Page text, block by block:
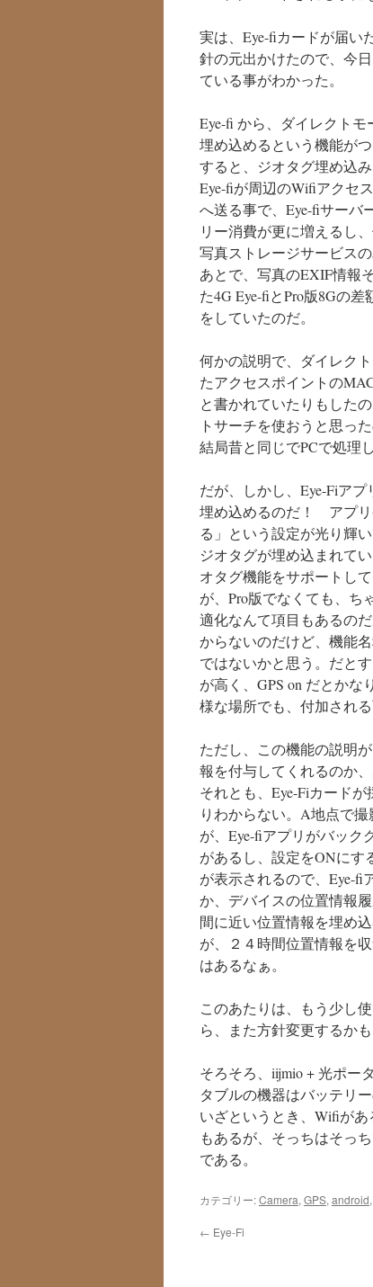
実は、Eye-fiカードが届い
針の元出かけたので、今
ている事がわかった。
Eye-fi から、ダイレクト
埋め込めるという機能が
すると、ジオタグ埋め込
Eye-fiが周辺のWifiアクセ
へ送る事で、Eye-fiサーバ
リー消費が更に増えるし
写真ストレージサービス
あとで、写真のEXIF情報
た4G Eye-fiとPro版8Gの
をしていたのだ。
何かの説明で、ダイレク
たアクセスポイントの
と書かれていたりもした
トサーチを使おうと思っ
結局昔と同じでPCで処理
だが、しかし、Eye-Fiア
埋め込めるのだ！ アプリ
る」という設定が光り輝
ジオタグが埋め込まれて
オタグ機能をサポートし
が、Pro版でなくても、
適化なんて項目もあるの
からないのだけど、機能
ではないかと思う。だと
が高く、GPS on だとか
様な場所でも、付加される
ただし、この機能の説明
報を付与してくれるのか
それとも、Eye-Fiカード
りわからない。A地点で
が、Eye-fiアプリがバック
があるし、設定をONにす
が表示されるので、Eye-fi
か、デバイスの位置情報
間に近い位置情報を埋め
が、２４時間位置情報を
はあるなぁ。
このあたりは、もう少し
ら、また方針変更するかも
そろそろ、iijmio + 光ポー
タブルの機器はバッテリ
いざというとき、Wifiが
もあるが、そっちはそっ
である。
カテゴリー:Camera, GPS, android,
← Eye-Fi